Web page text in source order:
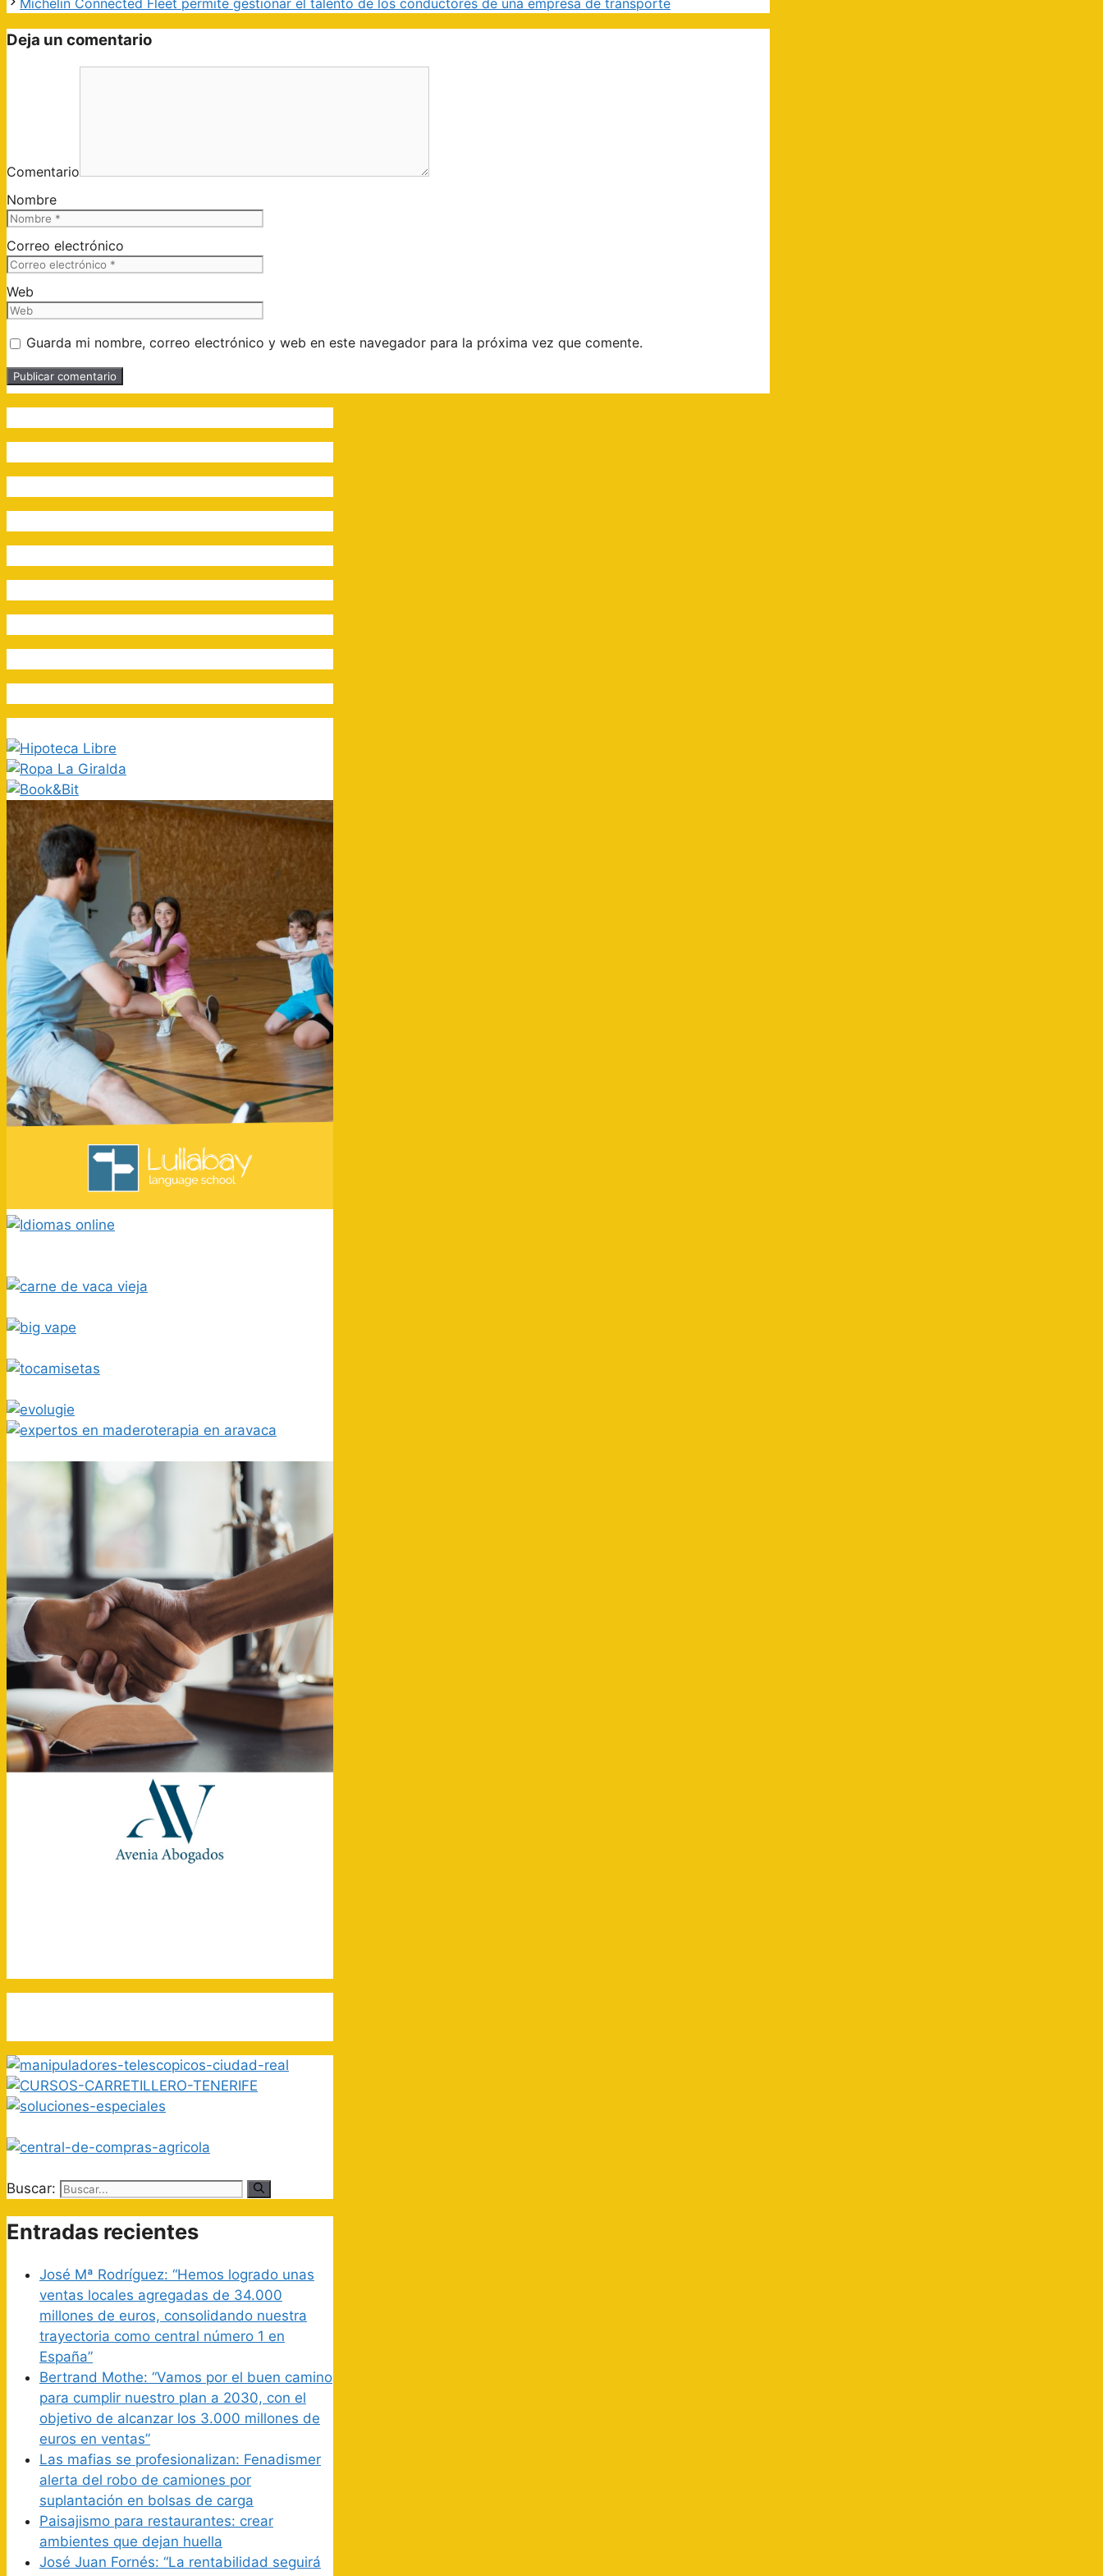
Deja un comentario
Comentario
Nombre
Correo electrónico
Web
Guarda mi nombre, correo electrónico y web en este navegador para la próxima vez que comente.
Buscar:
Entradas recientes
José Mª Rodríguez: “Hemos logrado unas
ventas locales agregadas de 34.000
millones de euros, consolidando nuestra
trayectoria como central número 1 en
España”
Bertrand Mothe: “Vamos por el buen camino
para cumplir nuestro plan a 2030, con el
objetivo de alcanzar los 3.000 millones de
euros en ventas”
Las mafias se profesionalizan: Fenadismer
alerta del robo de camiones por
suplantación en bolsas de carga
Paisajismo para restaurantes: crear
ambientes que dejan huella
José Juan Fornés: “La rentabilidad seguirá